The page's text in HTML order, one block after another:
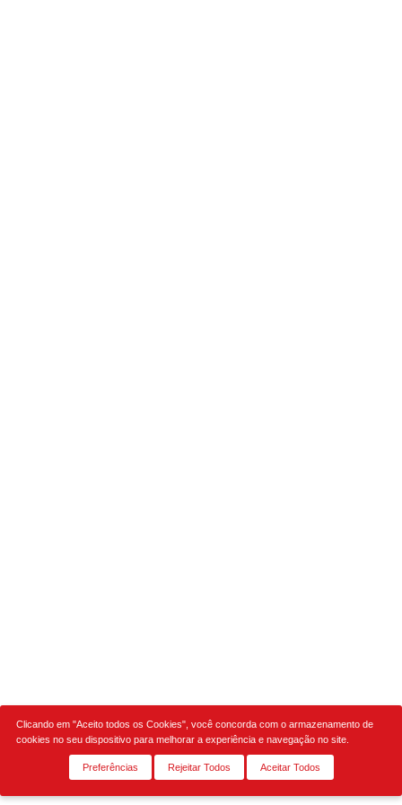
Clicando em "Aceito todos os Cookies", você concorda com o armazenamento de
cookies no seu dispositivo para melhorar a experiência e navegação no site.
Preferências Rejeitar Todos Aceitar Todos